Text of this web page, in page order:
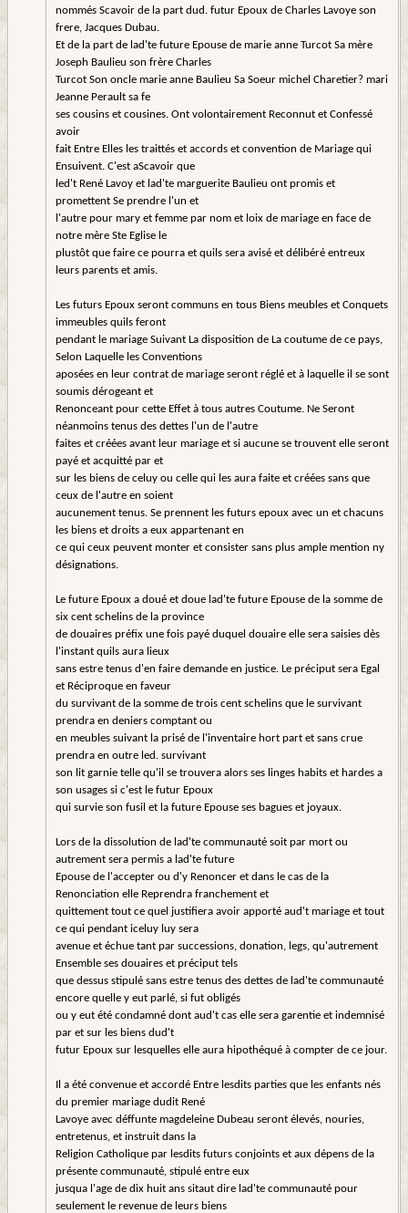
nommés Scavoir de la part dud. futur Epoux de Charles Lavoye son
frere, Jacques Dubau.
Et de la part de lad'te future Epouse de marie anne Turcot Sa mère
Joseph Baulieu son frère Charles
Turcot Son oncle marie anne Baulieu Sa Soeur michel Charetier? mari
Jeanne Perault sa fe
ses cousins et cousines. Ont volontairement Reconnut et Confessé
avoir
fait Entre Elles les traittés et accords et convention de Mariage qui
Ensuivent. C'est aScavoir que
led't René Lavoy et lad'te marguerite Baulieu ont promis et
promettent Se prendre l'un et
l'autre pour mary et femme par nom et loix de mariage en face de
notre mère Ste Eglise le
plustôt que faire ce pourra et quils sera avisé et délibéré entreux
leurs parents et amis.
Les futurs Epoux seront communs en tous Biens meubles et Conquets
immeubles quils feront
pendant le mariage Suivant La disposition de La coutume de ce pays,
Selon Laquelle les Conventions
aposées en leur contrat de mariage seront réglé et à laquelle il se sont
soumis dérogeant et
Renonceant pour cette Effet à tous autres Coutume. Ne Seront
néanmoins tenus des dettes l'un de l'autre
faites et créées avant leur mariage et si aucune se trouvent elle seront
payé et acquitté par et
sur les biens de celuy ou celle qui les aura faite et créées sans que
ceux de l'autre en soient
aucunement tenus. Se prennent les futurs epoux avec un et chacuns
les biens et droits a eux appartenant en
ce qui ceux peuvent monter et consister sans plus ample mention ny
désignations.
Le future Epoux a doué et doue lad'te future Epouse de la somme de
six cent schelins de la province
de douaires préfix une fois payé duquel douaire elle sera saisies dès
l'instant quils aura lieux
sans estre tenus d'en faire demande en justice. Le préciput sera Egal
et Réciproque en faveur
du survivant de la somme de trois cent schelins que le survivant
prendra en deniers comptant ou
en meubles suivant la prisé de l'inventaire hort part et sans crue
prendra en outre led. survivant
son lit garnie telle qu'il se trouvera alors ses linges habits et hardes a
son usages si c'est le futur Epoux
qui survie son fusil et la future Epouse ses bagues et joyaux.
Lors de la dissolution de lad'te communauté soit par mort ou
autrement sera permis a lad'te future
Epouse de l'accepter ou d'y Renoncer et dans le cas de la
Renonciation elle Reprendra franchement et
quittement tout ce quel justifiera avoir apporté aud't mariage et tout
ce qui pendant iceluy luy sera
avenue et échue tant par successions, donation, legs, qu'autrement
Ensemble ses douaires et préciput tels
que dessus stipulé sans estre tenus des dettes de lad'te communauté
encore quelle y eut parlé, si fut obligés
ou y eut été condamné dont aud't cas elle sera garentie et indemnisé
par et sur les biens dud't
futur Epoux sur lesquelles elle aura hipothéqué à compter de ce jour.
Il a été convenue et accordé Entre lesdits parties que les enfants nés
du premier mariage dudit René
Lavoye avec déffunte magdeleine Dubeau seront élevés, nouries,
entretenus, et instruit dans la
Religion Catholique par lesdits futurs conjoints et aux dépens de la
présente communauté, stipulé entre eux
jusqua l'age de dix huit ans sitaut dire lad'te communauté pour
seulement le revenue de leurs biens